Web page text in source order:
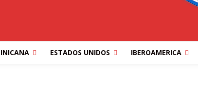
ESTADOS UNIDOS IBEROAMERICA